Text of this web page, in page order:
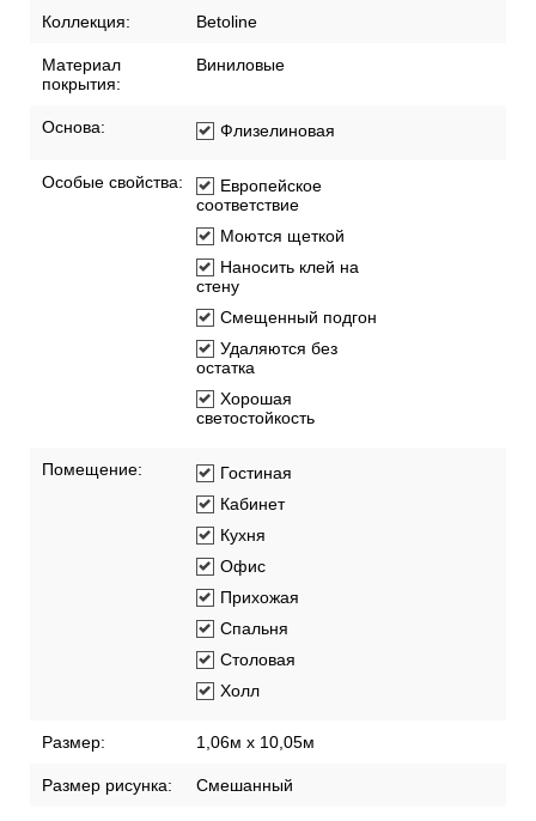
Коллекция: Betoline
Материал
покрытия:
Виниловые
Основа: Флизелиновая
Особые свойства:
Европейское
соответствие
Моются щеткой
Наносить клей на
стену
Смещенный подгон
Удаляются без
остатка
Хорошая
светостойкость
Помещение:
Гостиная
Кабинет
Кухня
Офис
Прихожая
Спальня
Столовая
Холл
Размер: 1,06м х 10,05м
Размер рисунка: Смешанный